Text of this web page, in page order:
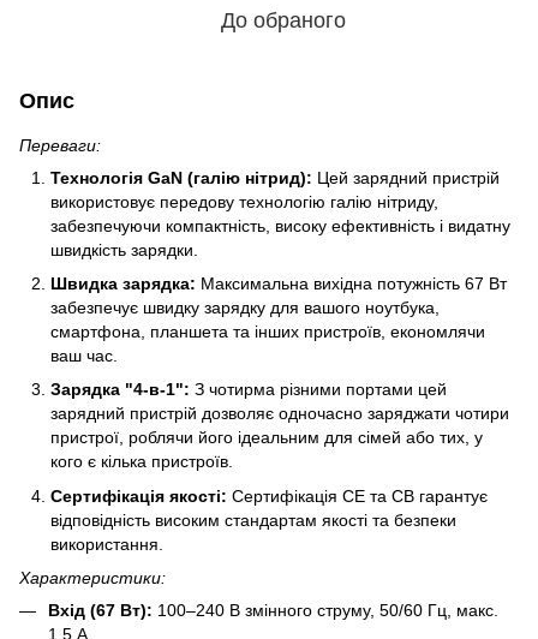
До обраного
Опис
Переваги:
Технологія GaN (галію нітрид): Цей зарядний пристрій
використовує передову технологію галію нітриду,
забезпечуючи компактність, високу ефективність і видатну
швидкість зарядки.
Швидка зарядка: Максимальна вихідна потужність 67 Вт
забезпечує швидку зарядку для вашого ноутбука,
смартфона, планшета та інших пристроїв, економлячи
ваш час.
Зарядка "4-в-1": З чотирма різними портами цей
зарядний пристрій дозволяє одночасно заряджати чотири
пристрої, роблячи його ідеальним для сімей або тих, у
кого є кілька пристроїв.
Сертифікація якості: Сертифікація CE та CB гарантує
відповідність високим стандартам якості та безпеки
використання.
Характеристики:
Вхід (67 Вт): 100–240 В змінного струму, 50/60 Гц, макс.
1,5 А.